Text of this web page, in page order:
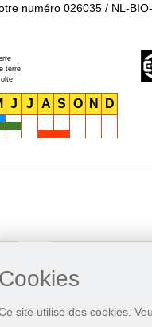
Cookies
site utilise des cookies.
numéro 026035 / NL-
terre
J J A S O N D